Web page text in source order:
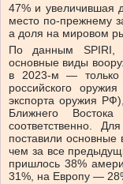
47% и увеличившая
место по-прежнему
а доля на мировом
По данным SPIRI,
основные виды
в 2023-м —
российского
экспорта оружия
Ближнего
соответственно.
поставили основные
чем за все
пришлось 38%
31%, на Европу —